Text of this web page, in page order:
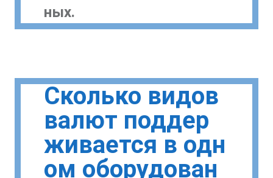
ных.
Сколько видов
валют поддер
живается в одн
ом оборудован